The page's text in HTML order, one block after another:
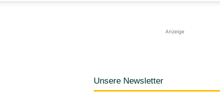
Anzeige
Unsere Newsletter